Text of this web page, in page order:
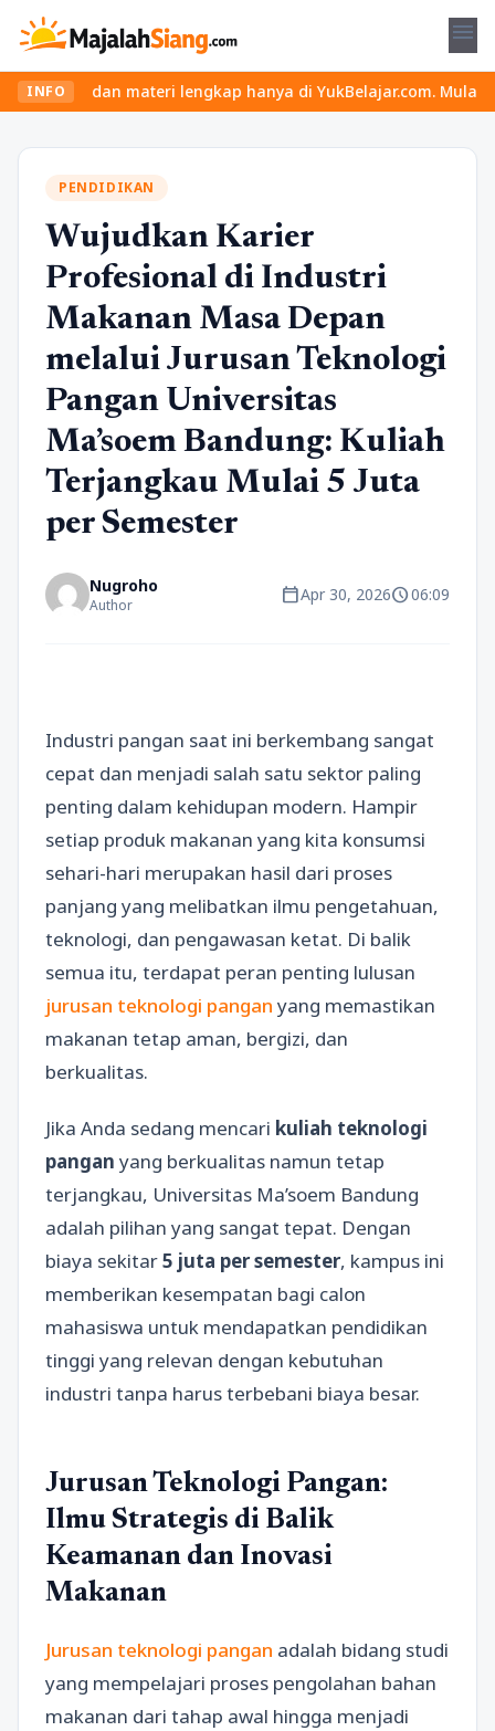
menu
INFO
dan materi lengkap hanya di YukBelajar.com. Mulai
PENDIDIKAN
Wujudkan Karier
Profesional di Industri
Makanan Masa Depan
melalui Jurusan Teknologi
Pangan Universitas
Ma’soem Bandung: Kuliah
Terjangkau Mulai 5 Juta
per Semester
Nugroho
Author calendar_todayApr 30, 2026schedule06:09
Industri pangan saat ini berkembang sangat
cepat dan menjadi salah satu sektor paling
penting dalam kehidupan modern. Hampir
setiap produk makanan yang kita konsumsi
sehari-hari merupakan hasil dari proses
panjang yang melibatkan ilmu pengetahuan,
teknologi, dan pengawasan ketat. Di balik
semua itu, terdapat peran penting lulusan
jurusan teknologi pangan yang memastikan
makanan tetap aman, bergizi, dan
berkualitas.
Jika Anda sedang mencari kuliah teknologi
pangan yang berkualitas namun tetap
terjangkau, Universitas Ma’soem Bandung
adalah pilihan yang sangat tepat. Dengan
biaya sekitar5 juta per semester, kampus ini
memberikan kesempatan bagi calon
mahasiswa untuk mendapatkan pendidikan
tinggi yang relevan dengan kebutuhan
industri tanpa harus terbebani biaya besar.
Jurusan Teknologi Pangan:
Ilmu Strategis di Balik
Keamanan dan Inovasi
Makanan
Jurusan teknologi pangan adalah bidang studi
yang mempelajari proses pengolahan bahan
makanan dari tahap awal hingga menjadi